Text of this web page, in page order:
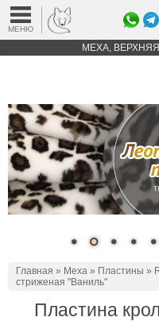
МЕНЮ
МЕХА,
Главная » Меха » Пластины »
стриженая "Ваниль"
Пластина